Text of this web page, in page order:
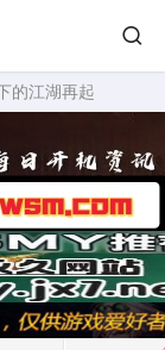
的江湖再起